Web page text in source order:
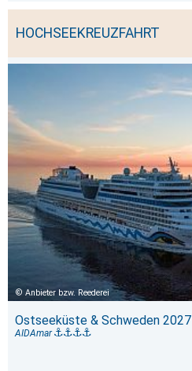
HOCHSEEKREUZFAHRT
Anbieter bzw. Reederei
Ostseeküste & Schweden 2027
AIDAmar